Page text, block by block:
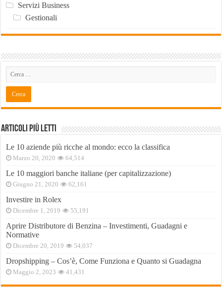
Servizi Business
Gestionali
Articoli Più Letti
Le 10 aziende più ricche al mondo: ecco la classifica
Marzo 20, 2020 64,514
Le 10 maggiori banche italiane (per capitalizzazione)
Giugno 21, 2020 62,161
Investire in Rolex
Dicembre 1, 2019 55,191
Aprire Distributore di Benzina – Investimenti, Guadagni e
Normative
Dicembre 20, 2019 54,037
Dropshipping – Cos’è, Come Funziona e Quanto si Guadagna
Maggio 2, 2023 41,431